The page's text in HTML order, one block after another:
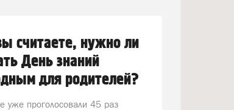
считаете, нужно ли
День знаний
для родителей?
уже проголосовали 45 раз